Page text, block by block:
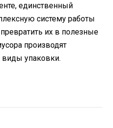
единственный
систему работы
их в полезные
производят
виды упаковки.